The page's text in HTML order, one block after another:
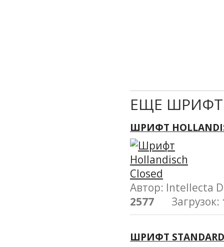
ЕЩЕ
ШРИФТ
Автор:
2577 Загрузок:
ШРИФТ STANDARD